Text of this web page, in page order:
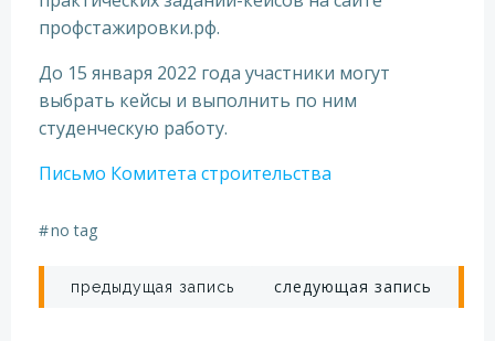
профстажировки.рф.
До 15 января 2022 года участники могут
выбрать кейсы и выполнить по ним
студенческую работу.
Письмо Комитета строительства
#no tag
Навигация
предыдущая запись
Навигация
следующая запись